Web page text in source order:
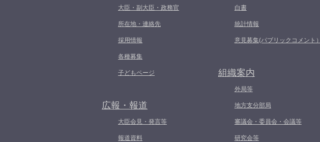
大臣・副大臣・政務官
所在地・連絡先
採用情報
各種募集
子どもページ
広報・報道
大臣会見・発言等
報道資料
白書
統計情報
意見募集(パブリックコメント）
組織案内
外局等
地方支分部局
審議会・委員会・会議等
研究会等